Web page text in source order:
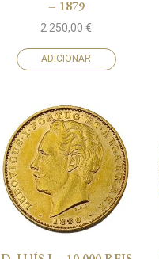
– 1879
2 250,00€
ADICIONAR